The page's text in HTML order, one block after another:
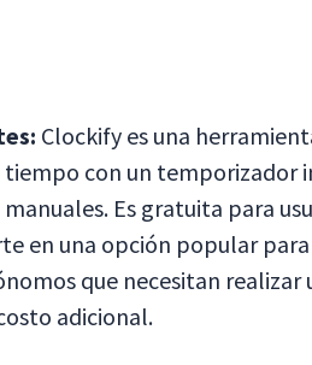
Clockify es una
con un temporizador
Es gratuita para
en una opción popular
que necesitan realizar
adicional.